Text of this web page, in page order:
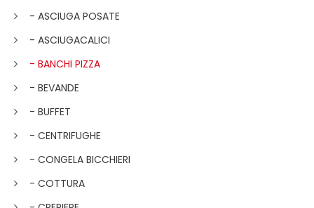
- ASCIUGA POSATE
- ASCIUGACALICI
- BANCHI PIZZA
- BEVANDE
- BUFFET
- CENTRIFUGHE
- CONGELA BICCHIERI
- COTTURA